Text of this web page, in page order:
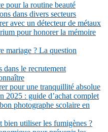
pour la routine beauté
dans divers secteurs
avec un détecteur de métaux
pour honorer la mémoire
mariage ? La question
dans le recrutement
pour une tranquillité absolue
2025 : guide d’achat complet
photographe scolaire en
bien utiliser les fumigènes ?